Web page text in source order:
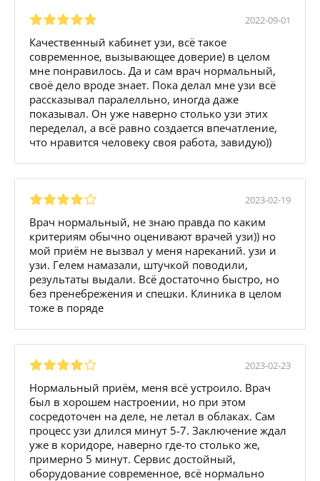
2022-09-01
Качественный кабинет узи, всё такое
современное, вызывающее доверие) в целом
мне понравилось. Да и сам врач нормальный,
своё дело вроде знает. Пока делал мне узи всё
рассказывал паралелльно, иногда даже
показывал. Он уже наверно столько узи этих
переделал, а всё равно создается впечатление,
что нравится человеку своя работа, завидую))
2023-02-19
Врач нормальный, не знаю правда по каким
критериям обычно оценивают врачей узи)) но
мой приём не вызвал у меня нареканий. узи и
узи. Гелем намазали, штучкой поводили,
результаты выдали. Всё достаточно быстро, но
без пренебрежения и спешки. Клиника в целом
тоже в поряде
2023-02-23
Нормальный приём, меня всё устроило. Врач
был в хорошем настроении, но при этом
сосредоточен на деле, не летал в облаках. Сам
процесс узи длился минут 5-7. Заключение ждал
уже в коридоре, наверно где-то столько же,
примерно 5 минут. Сервис достойный,
оборудование современное, всё нормально